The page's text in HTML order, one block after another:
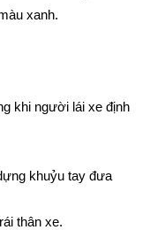
xanh.
khi người lái xe định
khuỷu tay đưa
thân xe.